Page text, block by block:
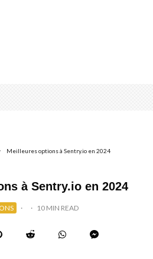
Meilleures options à Sentry.io en 2024
à Sentry.io en 2024
· · 10 MIN READ